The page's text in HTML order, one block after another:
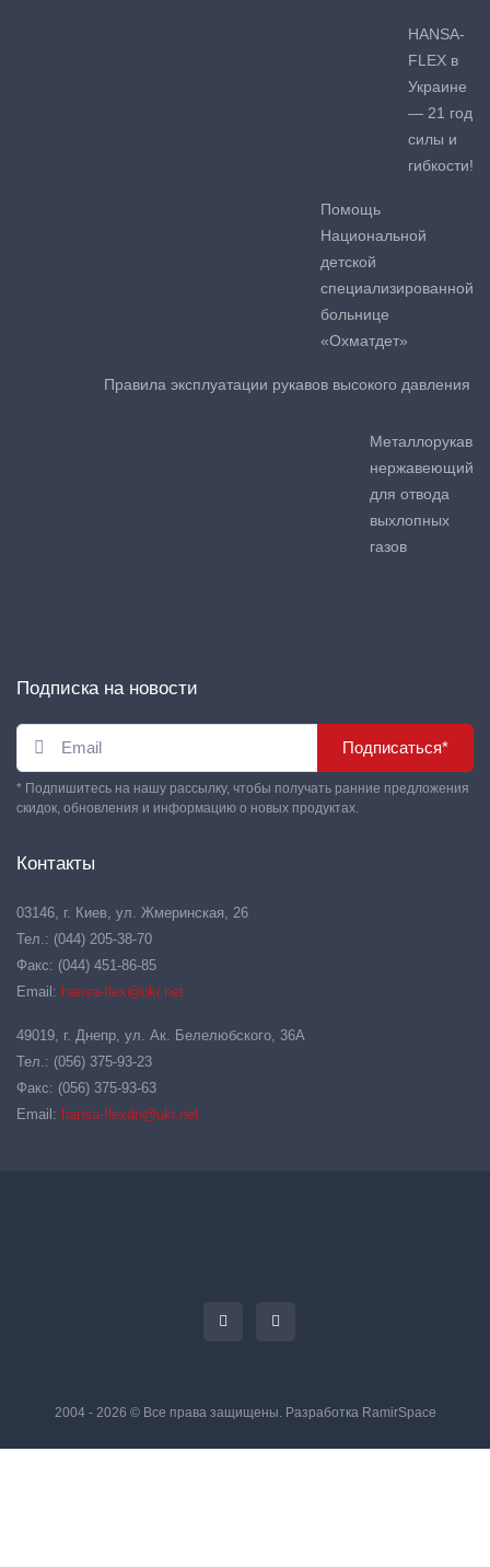
HANSA-
FLEX в
Украине
— 21 год
силы и
гибкости!
Помощь
Национальной
детской
специализированной
больнице
«Охматдет»
Правила эксплуатации рукавов высокого давления
Металлорукав
нержавеющий
для отвода
выхлопных
газов
Подписка на новости
Подписаться*
* Подпишитесь на нашу рассылку, чтобы получать ранние предложения
скидок, обновления и информацию о новых продуктах.
Контакты
03146, г. Киев, ул. Жмеринская, 26
Тел.: (044) 205-38-70
Факс: (044) 451-86-85
Email: hansa-flex@ukr.net
49019, г. Днепр, ул. Ак. Белелюбского, 36А
Тел.: (056) 375-93-23
Факс: (056) 375-93-63
Email: hansa-flexdn@ukr.net
2004 - 2026 © Все права защищены. Разработка RamirSpace